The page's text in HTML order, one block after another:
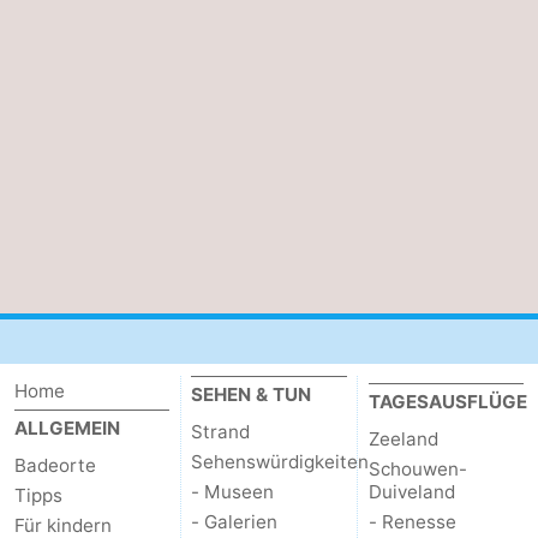
-
Spielplätze
-
Indoor-
Spielplätze
-
Bowling
Wellness-
Home
ALLGEMEIN
Badeorte
Tipps
Für kindern
SEHEN & TUN
Strand
Sehenswürdigkeiten
- Museen
- Galerien
TAGESAUSFLÜGE
Zeeland
Schouwen-
Duiveland
- Renesse